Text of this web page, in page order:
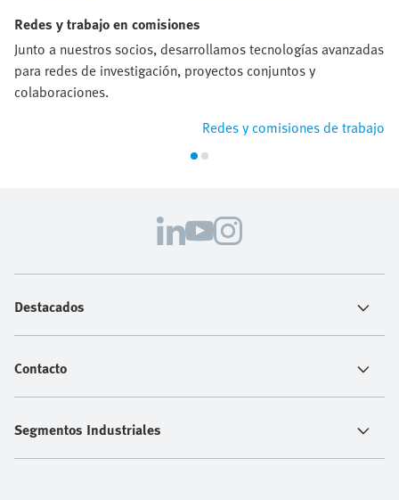
Redes y trabajo en comisiones
Junto a nuestros socios, desarrollamos tecnologías avanzadas
para redes de investigación, proyectos conjuntos y
colaboraciones.
Redes y comisiones de trabajo
Destacados
Contacto
Segmentos Industriales